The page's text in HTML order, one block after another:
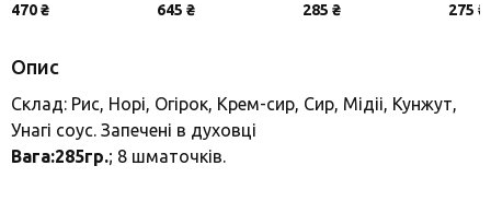
470 ₴ 645 ₴ 285 ₴ 275 ₴
Опис
Склад: Рис, Норі, Огірок, Крем-сир, Сир, Мідіі, Кунжут,
Унагі соус. Запечені в духовці
Вага:285гр.; 8 шматочків.